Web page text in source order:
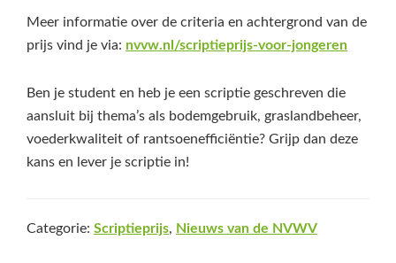
Meer informatie over de criteria en achtergrond van de
prijs vind je via: nvvw.nl/scriptieprijs-voor-jongeren
Ben je student en heb je een scriptie geschreven die
aansluit bij thema’s als bodemgebruik, graslandbeheer,
voederkwaliteit of rantsoenefficiëntie? Grijp dan deze
kans en lever je scriptie in!
Categorie: Scriptieprijs, Nieuws van de NVWV